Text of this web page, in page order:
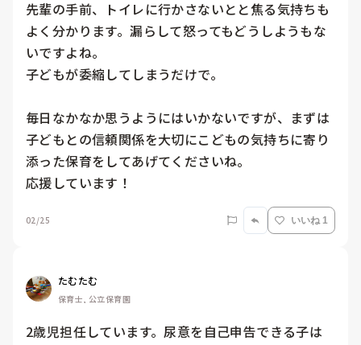
先輩の手前、トイレに行かさないとと焦る気持ちも
よく分かります。漏らして怒ってもどうしようもな
いですよね。
子どもが委縮してしまうだけで。
毎日なかなか思うようにはいかないですが、まずは
子どもとの信頼関係を大切にこどもの気持ちに寄り
添った保育をしてあげてくださいね。
応援しています！
02/25 いいね 1
たむたむ
保育士, 公立保育園
2歳児担任しています。尿意を自己申告できる子は